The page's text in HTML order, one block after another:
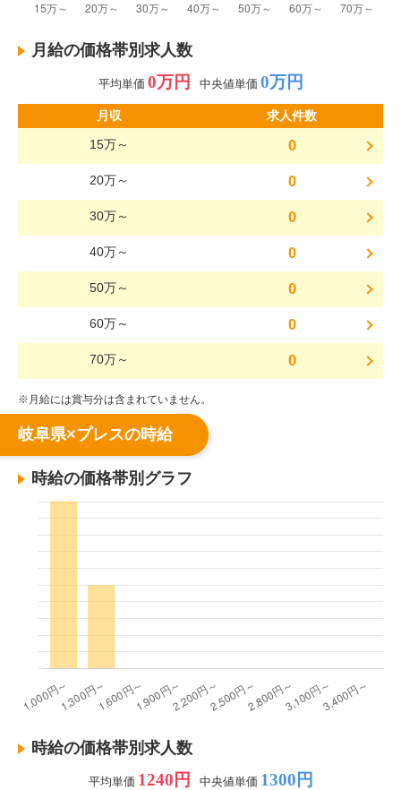
月給の価格帯別求人数
平均単価 0万円 中央値単価 0万円
月収
求人件数
15万～
0
20万～ 0
30万～ 0
40万～ 0
50万～ 0
60万～ 0
70万～ 0
※月給には賞与分は含まれていません。
岐阜県×プレスの時給
時給の価格帯別グラフ
時給の価格帯別求人数
平均単価 1240円 中央値単価 1300円